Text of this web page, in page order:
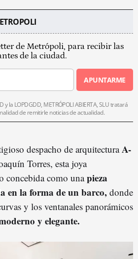
de Metrópoli, para recibir las
de la ciudad.
APUNTARME
y la LOPDGDD, METRÓPOLI ABIERTA, SLU tratará
de remitirle noticias de actualidad.
despacho de arquitecturaA-
Torres, esta joya
concebida como unapieza
en la forma de un barco, donde
y los ventanales panorámicos
y elegante.